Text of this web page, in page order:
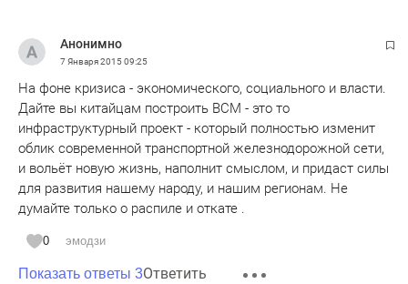
Анонимно
7 Января 201509:25
На фоне кризиса - экономического, социального и власти.
Дайте вы китайцам построить ВСМ - это то
инфраструктурный проект - который полностью изменит
облик современной транспортной железнодорожной сети,
и вольёт новую жизнь, наполнит смыслом, и придаст силы
для развития нашему народу, и нашим регионам. Не
думайте только о распиле и откате .
0 эмодзи
Показать ответы 3Ответить